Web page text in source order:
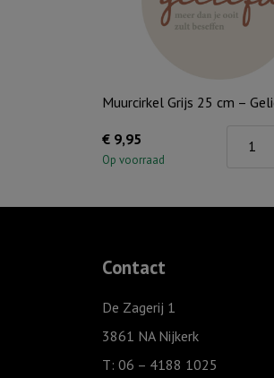
Muurcirkel Grijs 25 cm –
€ 9,95
Op voorraad
cm
Contact
De Zagerij 1
3861 NA Nijkerk
T: 06 – 4188 1025